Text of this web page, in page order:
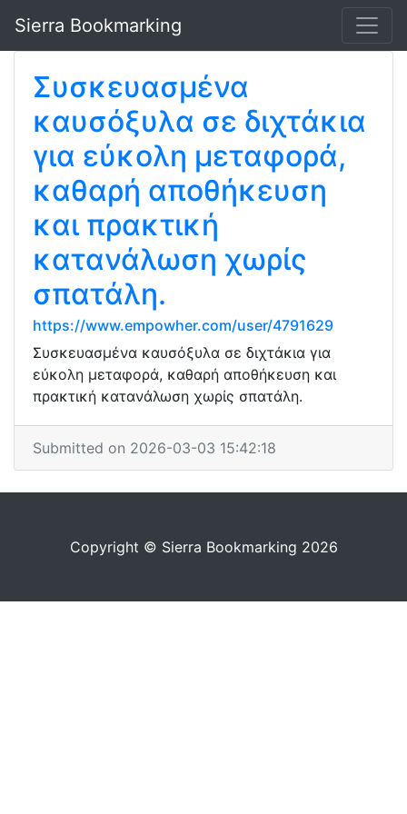
Sierra Bookmarking
Συσκευασμένα
καυσόξυλα σε διχτάκια
για εύκολη μεταφορά,
καθαρή αποθήκευση
και πρακτική
κατανάλωση χωρίς
σπατάλη.
https://www.empowher.com/user/4791629
Συσκευασμένα καυσόξυλα σε διχτάκια για
εύκολη μεταφορά, καθαρή αποθήκευση και
πρακτική κατανάλωση χωρίς σπατάλη.
Submitted on 2026-03-03 15:42:18
Copyright © Sierra Bookmarking 2026